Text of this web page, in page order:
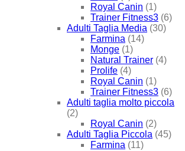
Royal Canin (1)
Trainer Fitness3 (6)
Adulti Taglia Media (30)
Farmina (14)
Monge (1)
Natural Trainer (4)
Prolife (4)
Royal Canin (1)
Trainer Fitness3 (6)
Adulti taglia molto piccola
(2)
Royal Canin (2)
Adulti Taglia Piccola (45)
Farmina (11)